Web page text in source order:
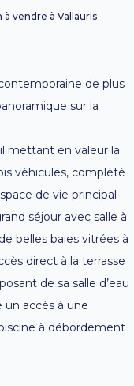
à vendre à Vallauris
de plus
sur la
mettant en valeur la
véhicules, complété
de vie principal
séjour avec salle à
belles baies vitrées à
direct à la terrasse
de sa salle d’eau
accès à une
à débordement